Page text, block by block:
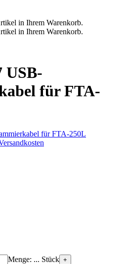
in Ihrem Warenkorb.
in Ihrem Warenkorb.
USB-
für FTA-
Menge: ... Stück +